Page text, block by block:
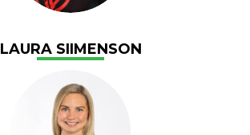
LAURA SIIMENSON